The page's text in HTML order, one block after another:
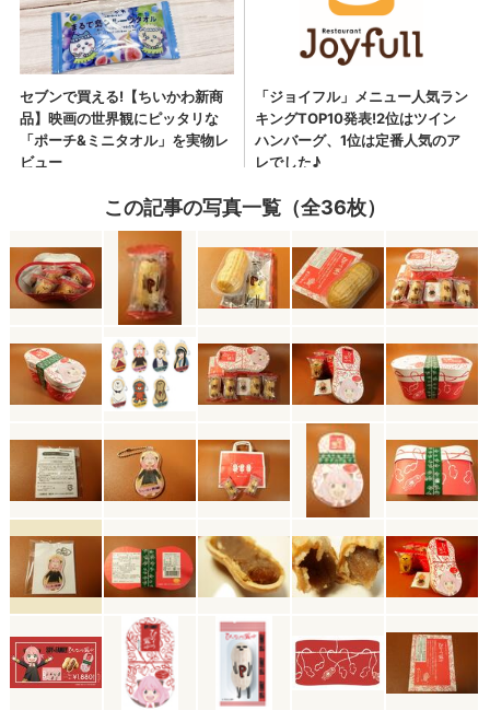
この記事の写真一覧（全36枚）